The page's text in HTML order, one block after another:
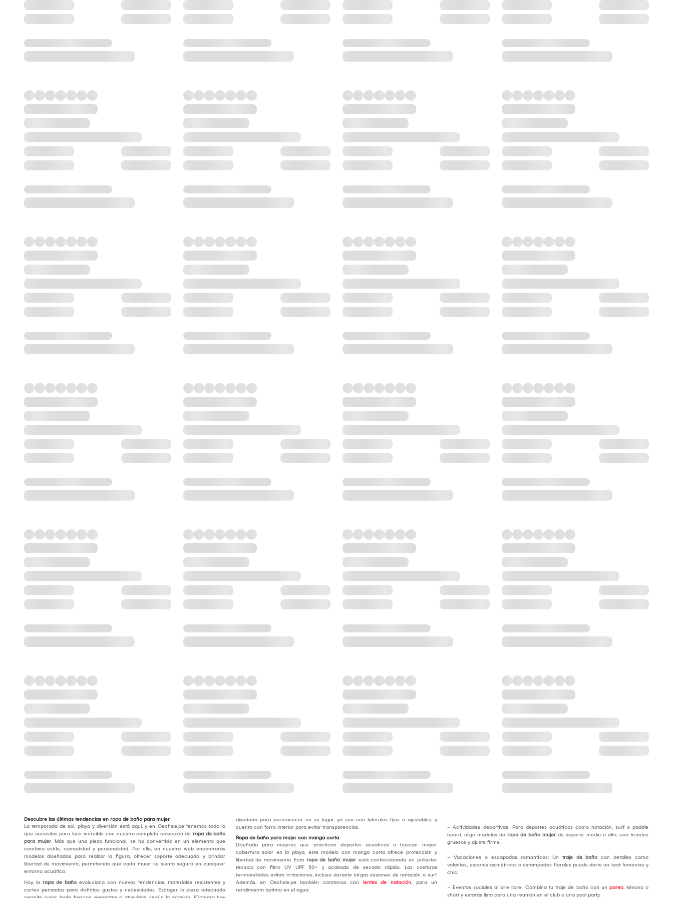
Descubre las últimas tendencias en ropa de baño para mujer
La temporada de sol, playa y diversión está aquí, y en Oechsle.pe tenemos todo lo
que necesitas para lucir increíble con nuestra completa colección de ropa de baño
para mujer. Más que una pieza funcional, se ha convertido en un elemento que
combina estilo, comodidad y personalidad. Por ello, en nuestra web encontrarás
modelos diseñados para realzar la figura, ofrecer soporte adecuado y brindar
libertad de movimiento, permitiendo que cada mujer se sienta segura en cualquier
entorno acuático.
Hoy, la ropa de baño evoluciona con nuevas tendencias, materiales resistentes y
cortes pensados para distintos gustos y necesidades. Escoger la pieza adecuada
diseñada para permanecer en su lugar, ya sea con laterales fijos o ajustables, y
cuenta con forro interior para evitar transparencias.
Ropa de baño para mujer con manga corta
Diseñada para mujeres que practican deportes acuáticos o buscan mayor
cobertura solar en la playa, este modelo con manga corta ofrece protección y
libertad de movimiento. Esta ropa de baño mujer está confeccionada en poliéster
técnico con filtro UV UPF 50+ y acabado de secado rápido. Las costuras
termoselladas evitan irritaciones, incluso durante largas sesiones de natación o surf.
Además, en Oechsle.pe también contamos con
lentes de natación, para un
rendimiento óptimo en el agua.
- Actividades deportivas: Para deportes acuáticos como natación, surf o paddle
board, elige modelos deropa de baño mujerde soporte medio o alto, con tirantes
gruesos y ajuste firme.
- Vacaciones o escapadas románticas: Untraje de baño con detalles como
volantes, escotes asimétricos o estampados florales puede darte un look femenino y
chic.
- Eventos sociales al aire libre: Combina tu traje de baño con unpareo, kimono o
short y estarás lista para una reunión en el club o una pool party.